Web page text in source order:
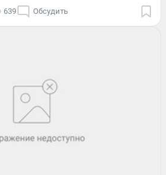
639 Обсудить